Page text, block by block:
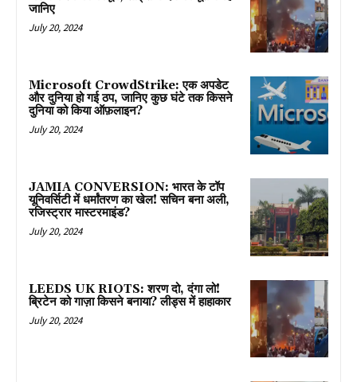
जानिए
July 20, 2024
Microsoft CrowdStrike: एक अपडेट
और दुनिया हो गई ठप, जानिए कुछ घंटे तक किसने
दुनिया को किया ऑफ़लाइन?
July 20, 2024
JAMIA CONVERSION: भारत के टॉप
यूनिवर्सिटी में धर्मांतरण का खेल! सचिन बना अली,
रजिस्ट्रार मास्टरमाइंड?
July 20, 2024
LEEDS UK RIOTS: शरण दो, दंगा लो!
ब्रिटेन को गाज़ा किसने बनाया? लीड्स में हाहाकार
July 20, 2024